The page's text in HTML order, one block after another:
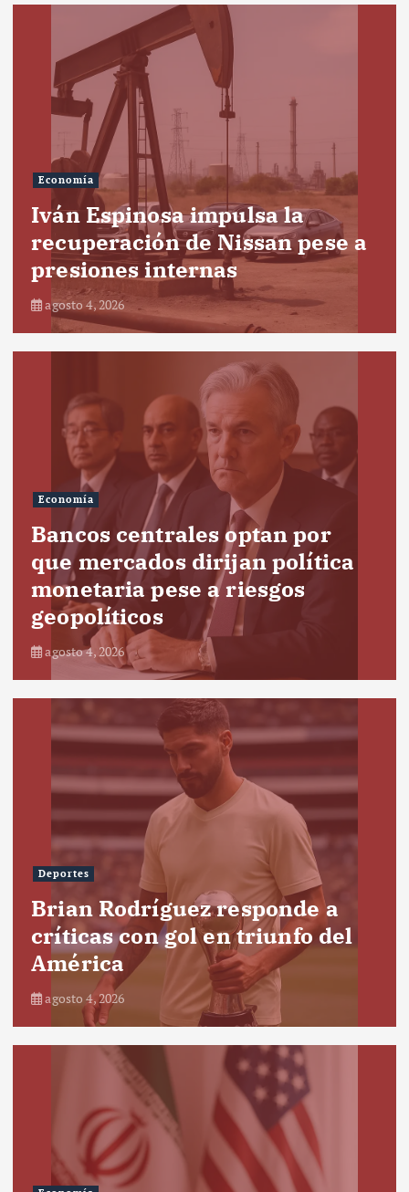
Economía
Iván Espinosa impulsa la
recuperación de Nissan pese a
presiones internas
agosto 4, 2026
Economía
Bancos centrales optan por
que mercados dirijan política
monetaria pese a riesgos
geopolíticos
agosto 4, 2026
Deportes
Brian Rodríguez responde a
críticas con gol en triunfo del
América
agosto 4, 2026